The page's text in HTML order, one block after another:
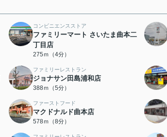
コンビニエンスストア
ファミリーマート さいたま曲本二
丁目店
275ｍ（4分）
ファミリーレストラン
ジョナサン田島浦和店
388ｍ（5分）
ファーストフード
マクドナルド曲本店
578ｍ（8分）